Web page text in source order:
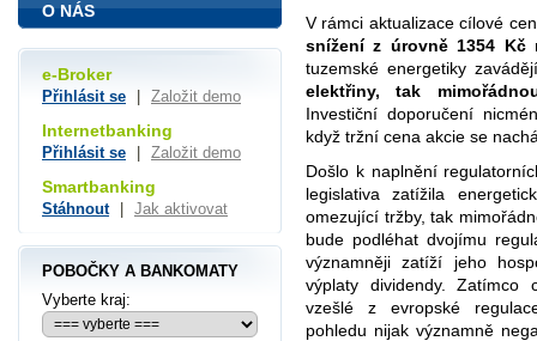
V rámci aktualizace cílové
snížení z úrovně 1354 Kč
tuzemské energetiky
elektřiny, tak
Investiční doporučení
když tržní cena akcie se
Došlo k naplnění
legislativa zatížila
omezující tržby, tak
bude podléhat dvojímu
významněji zatíží jeho
výplaty dividendy. Zatímco
vzešlé z evropské
pohledu nijak významně
O NÁS
e-Broker
Přihlásit se Založit demo
Internetbanking
Přihlásit se Založit demo
Smartbanking
Stáhnout Jak aktivovat
POBOČKY A BANKOMATY
Vyberte kraj: